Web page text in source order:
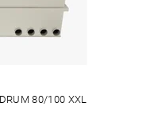
80/100 XXL